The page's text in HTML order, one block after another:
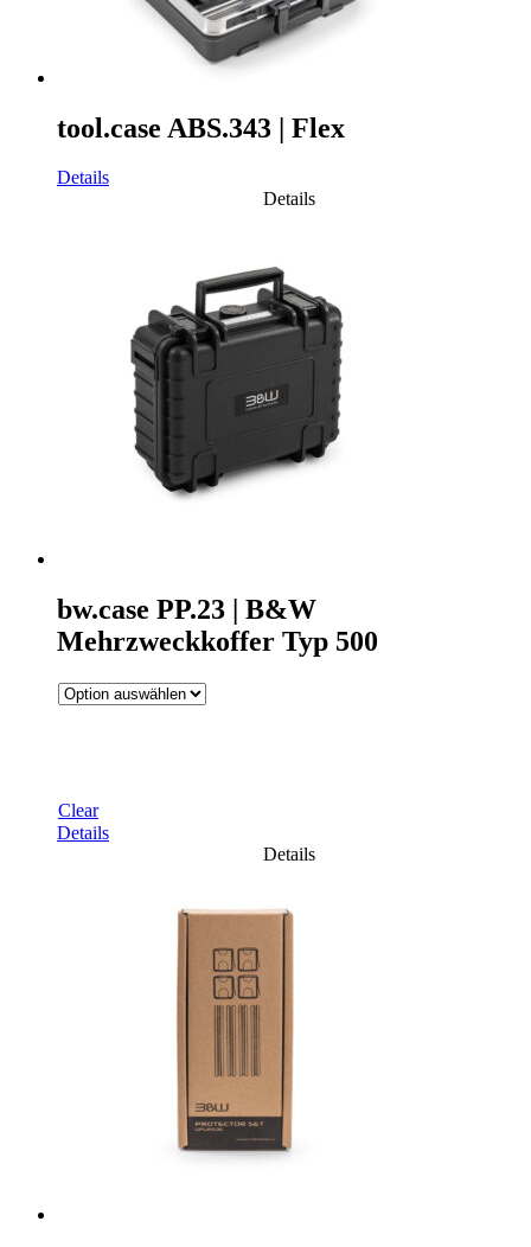
tool.case ABS.343 | Flex
Details
Details
bw.case PP.23 | B&W
Mehrzweckkoffer Typ 500
Clear
Details
Details